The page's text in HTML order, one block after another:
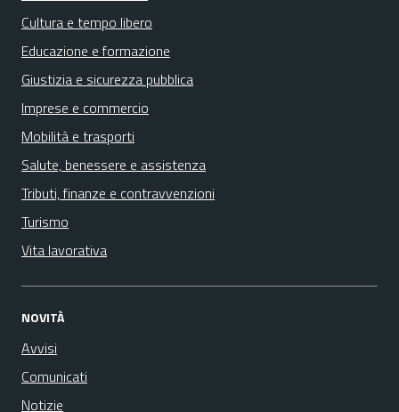
Cultura e tempo libero
Educazione e formazione
Giustizia e sicurezza pubblica
Imprese e commercio
Mobilità e trasporti
Salute, benessere e assistenza
Tributi, finanze e contravvenzioni
Turismo
Vita lavorativa
NOVITÀ
Avvisi
Comunicati
Notizie